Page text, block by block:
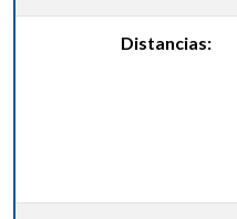
Distancias: